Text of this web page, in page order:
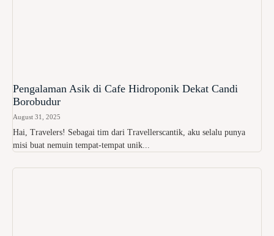
Pengalaman Asik di Cafe Hidroponik Dekat Candi
Borobudur
August 31, 2025
Hai, Travelers! Sebagai tim dari Travellerscantik, aku selalu punya
misi buat nemuin tempat-tempat unik...